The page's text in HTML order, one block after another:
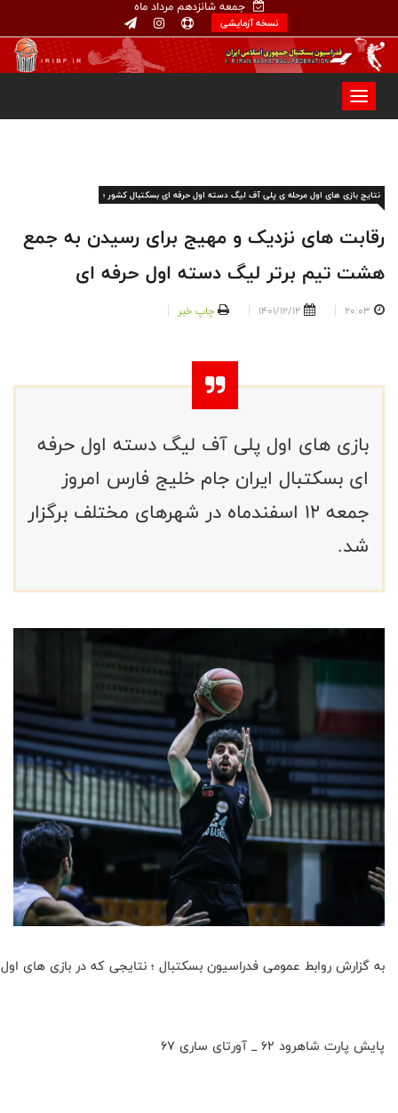
جمعه شانزدهم مرداد ماه
نسخه آزمایشی
نتایج بازی های اول مرحله ی پلی آف لیگ دسته اول حرفه ای بسکتبال کشور ؛
رقابت های نزدیک و مهیج برای رسیدن به جمع
هشت تیم برتر لیگ دسته اول حرفه ای
20:03
1401/12/12 چاپ خبر
بازی های اول پلی آف لیگ دسته اول حرفه
ای بسکتبال ایران جام خلیج فارس امروز
جمعه ۱۲ اسفندماه در شهرهای مختلف برگزار
شد.
به گزارش روابط عمومی فدراسیون بسکتبال ؛ نتایجی که در بازی
پایش پارت شاهرود ۶۲ _ آورتای ساری ۶۷